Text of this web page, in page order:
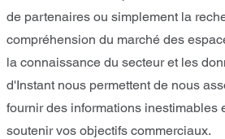
de partenaires ou simplement la
compréhension du marché des
la connaissance du secteur et les
d'Instant nous permettent de nous
fournir des informations inestimables
soutenir vos objectifs commerciaux.